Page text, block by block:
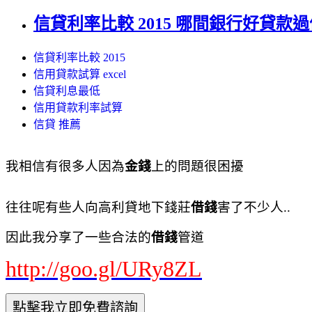
信貸利率比較 2015 哪間銀行好貸款
信貸利率比較 2015
信用貸款試算 excel
信貸利息最低
信用貸款利率試算
信貸 推薦
我相信有很多人因為金錢 上的問題很困擾
往往呢有些人向高利貸地下錢莊借錢害了不少人..
因此我分享了一些合法的借錢管道
http://goo.gl/URy8ZL